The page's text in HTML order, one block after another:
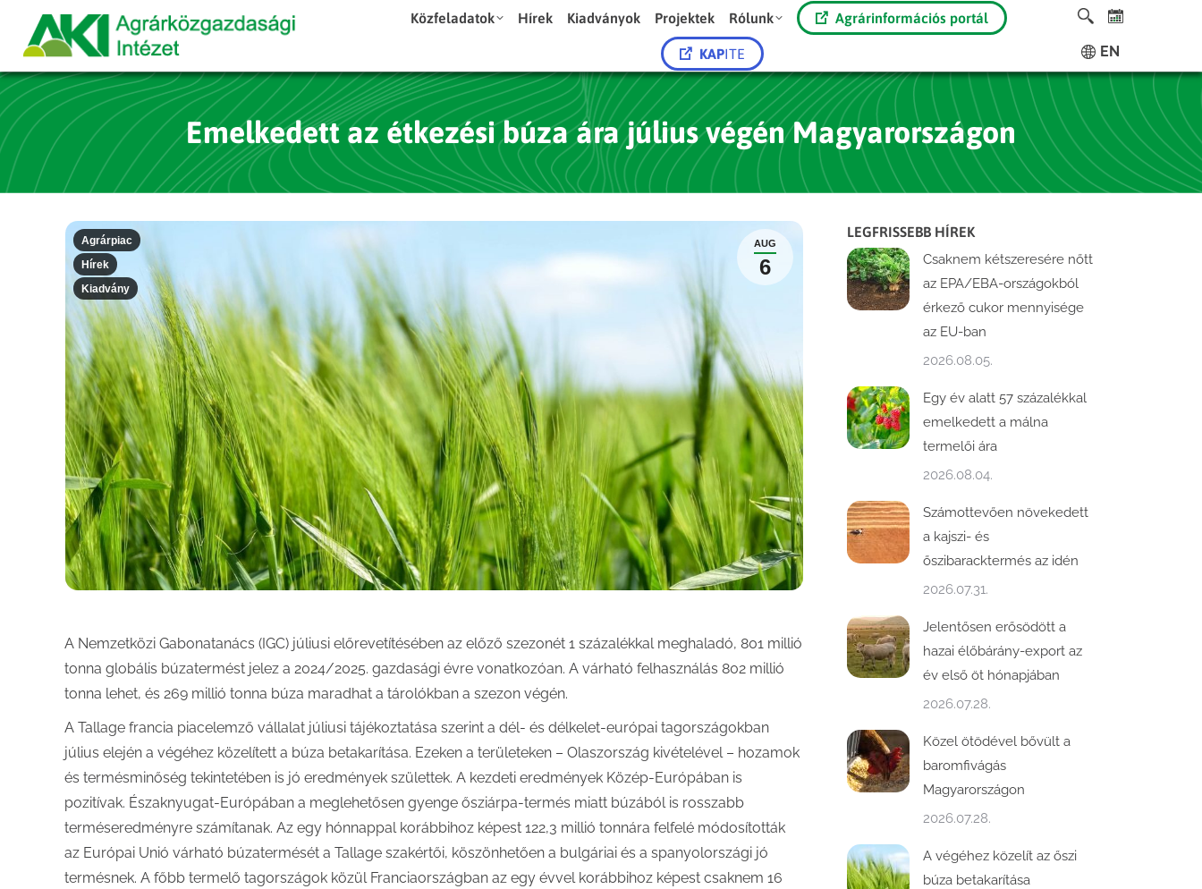
Közfeladatok Hírek Kiadványok Projektek Rólunk Agrárinformációs portál
KAPITE EN
Emelkedett az étkezési búza ára július végén Magyarországon
AUG
6
Agrárpiac
Hírek
Kiadvány
A Nemzetközi Gabonatanács (IGC) júliusi előrevetítésében az előző szezonét 1 százalékkal meghaladó, 801 millió
tonna globális búzatermést jelez a 2024/2025. gazdasági évre vonatkozóan. A várható felhasználás 802 millió
tonna lehet, és 269 millió tonna búza maradhat a tárolókban a szezon végén.
A Tallage francia piacelemző vállalat júliusi tájékoztatása szerint a dél- és délkelet-európai tagországokban
július elején a végéhez közelített a búza betakarítása. Ezeken a területeken – Olaszország kivételével – hozamok
és termésminőség tekintetében is jó eredmények születtek. A kezdeti eredmények Közép-Európában is
pozitívak. Északnyugat-Európában a meglehetősen gyenge ősziárpa-termés miatt búzából is rosszabb
terméseredményre számítanak. Az egy hónnappal korábbihoz képest 122,3 millió tonnára felfelé módosították
az Európai Unió várható búzatermését a Tallage szakértői, köszönhetően a bulgáriai és a spanyolországi jó
termésnek. A főbb termelő tagországok közül Franciaországban az egy évvel korábbihoz képest csaknem 16
LEGFRISSEBB HÍREK
Csaknem kétszeresére nőtt
az EPA/EBA-országokból
érkező cukor mennyisége
az EU-ban
2026.08.05.
Egy év alatt 57 százalékkal
emelkedett a málna
termelői ára
2026.08.04.
Számottevően növekedett
a kajszi- és
őszibaracktermés az idén
2026.07.31.
Jelentősen erősödött a
hazai élőbárány-export az
év első öt hónapjában
2026.07.28.
Közel ötödével bővült a
baromfivágás
Magyarországon
2026.07.28.
A végéhez közelít az őszi
búza betakarítása